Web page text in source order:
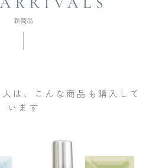
は、こんな商品も購入して
います